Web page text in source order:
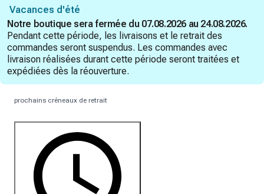
Vacances d'été
Notre boutique sera fermée du 07.08.2026 au 24.08.2026.
Pendant cette période, les livraisons et le retrait des
commandes seront suspendus. Les commandes avec
livraison réalisées durant cette période seront traitées et
expédiées dès la réouverture.
prochains créneaux de retrait